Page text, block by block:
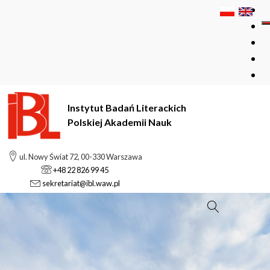
Instytut Badań Literackich
Polskiej Akademii Nauk
ul. Nowy Świat 72, 00-330 Warszawa
+48 22 826 99 45
sekretariat@ibl.waw.pl
Szukaj